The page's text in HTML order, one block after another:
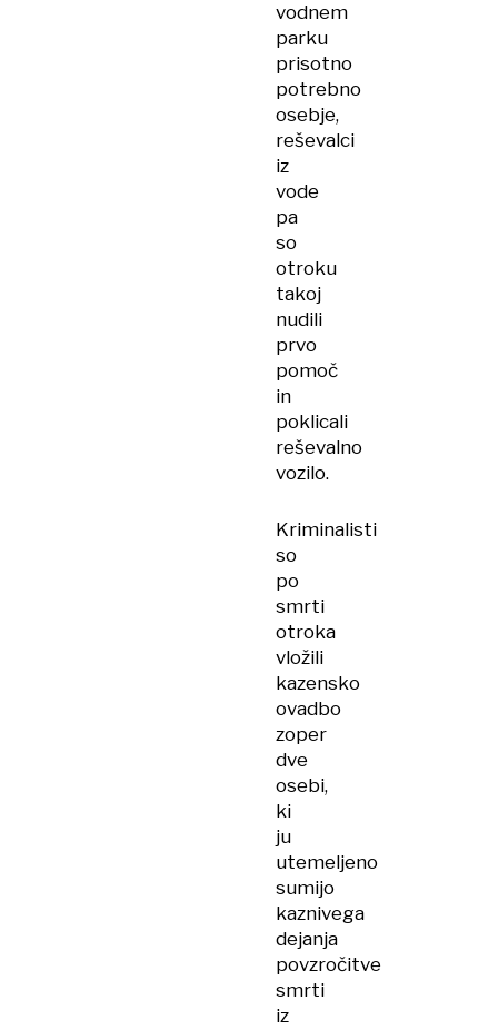
vodnem
parku
prisotno
potrebno
osebje,
reševalci
iz
vode
pa
so
otroku
takoj
nudili
prvo
pomoč
in
poklicali
reševalno
vozilo.
Kriminalisti
so
po
smrti
otroka
vložili
kazensko
ovadbo
zoper
dve
osebi,
ki
ju
utemeljeno
sumijo
kaznivega
dejanja
povzročitve
smrti
iz